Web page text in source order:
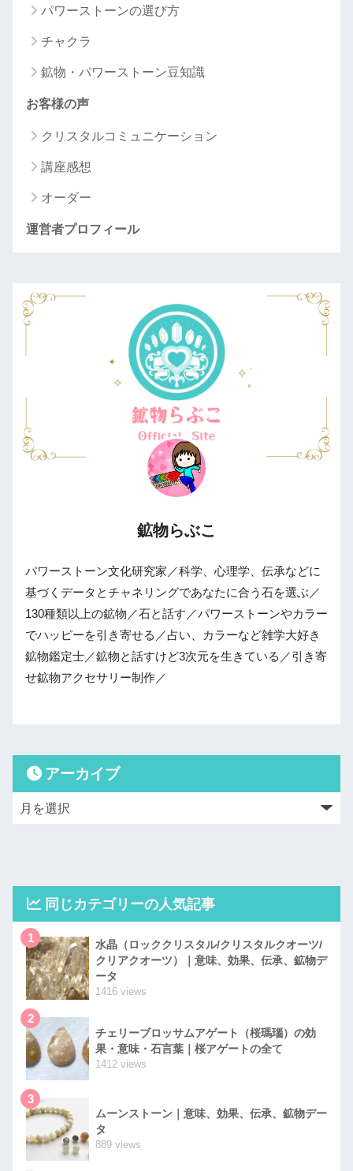
パワーストーンの選び方
チャクラ
鉱物・パワーストーン豆知識
お客様の声
クリスタルコミュニケーション
講座感想
オーダー
運営者プロフィール
鉱物らぶこ
パワーストーン文化研究家／科学、心理学、伝承などに
基づくデータとチャネリングであなたに合う石を選ぶ／
130種類以上の鉱物／石と話す／パワーストーンやカラー
でハッピーを引き寄せる／占い、カラーなど雑学大好き
鉱物鑑定士／鉱物と話すけど3次元を生きている／引き寄
せ鉱物アクセサリー制作／
アーカイブ
同じカテゴリーの人気記事
1
水晶（ロッククリスタル/クリスタルクオーツ/
クリアクオーツ）｜意味、効果、伝承、鉱物デ
ータ
1416 views
2
チェリーブロッサムアゲート（桜瑪瑙）の効
果・意味・石言葉｜桜アゲートの全て
1412 views
3
ムーンストーン｜意味、効果、伝承、鉱物デー
タ
889 views